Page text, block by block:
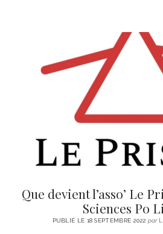
Que devient l’asso’ Le
Sciences Po
PUBLIÉ LE 18 SEPTEMBRE 2022 par